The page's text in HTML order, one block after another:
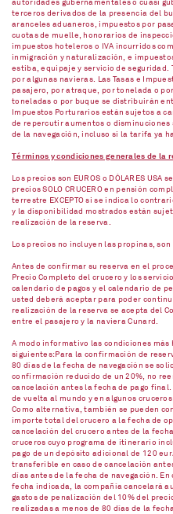
autoridades gubernamentales o cuasi
terceros derivados de la presencia del
aranceles aduaneros, impuestos por
cuotas de muelle, honorarios de
impuestos hoteleros o IVA incurridos
inmigración y naturalización, e
estiba, equipaje y servicio de seguridad.
por algunas navieras. Las Tasas e
pasajero, por atraque, por tonelada o
toneladas o por buque se distribuirán
Impuestos Porturarios están sujetos a
de repercutir aumentos o disminuciones
de la navegación, incluso si la tarifa ya
Términos y condiciones generales de la
Los precios son EUROS o DÓLARES
precios SOLO CRUCERO en pensión
terrestre EXCEPTO si se indica lo
y la disponibilidad mostrados están
realización de la reserva.
Los precios no incluyen las propinas,
Antes de confirmar su reserva en el
Precio Completo del crucero y los
calendario de pagos y el calendario de
usted deberá aceptar para poder
realización de la reserva se acepta del
entre el pasajero y la naviera Cunard.
A modo informativo las condiciones
siguientes:Para la confirmación de
80 días de la fecha de navegación se
confirmación reducido de un 20%, no
cancelación antes la fecha de pago
de vuelta al mundo y en algunos
Como alternativa, también se pueden
importe total del crucero a la fecha de
cancelación del crucero antes de la
cruceros cuyo programa de itinerario
pago de un depósito adicional de 120
transferible en caso de cancelación
días antes de la fecha de navegación.
fecha indicada, la compañía cancelará
gastos de penalización del 10% del
realizadas a menos de 80 días de la